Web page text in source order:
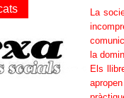
La
la
Els